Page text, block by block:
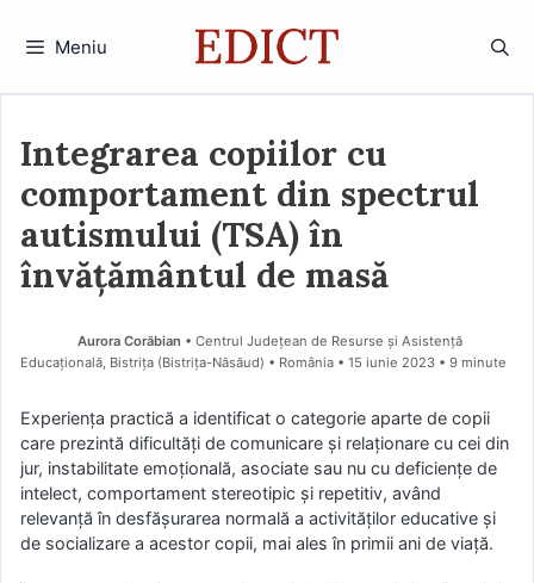
Meniu
Integrarea copiilor cu
comportament din spectrul
autismului (TSA) în
învățământul de masă
Aurora Corăbian • Centrul Județean de Resurse și Asistență
Educațională, Bistrița (Bistriţa-Năsăud) • România
15 iunie 2023 • 9 minute
Experiența practică a identificat o categorie aparte de copii
care prezintă dificultăți de comunicare şi relaționare cu cei din
jur, instabilitate emoțională, asociate sau nu cu deficiențe de
intelect, comportament stereotipic şi repetitiv, având
relevanță în desfășurarea normală a activităţilor educative şi
de socializare a acestor copii, mai ales în primii ani de viaţă.